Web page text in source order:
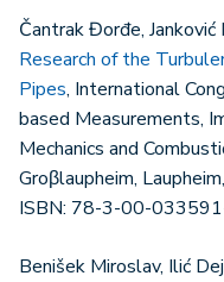
Čantrak Đorđe,
Research of the
Pipes, International
based Measurements,
Mechanics and
Groβlaupheim,
ISBN: 78-3-00-
Benišek Miroslav, Ilić